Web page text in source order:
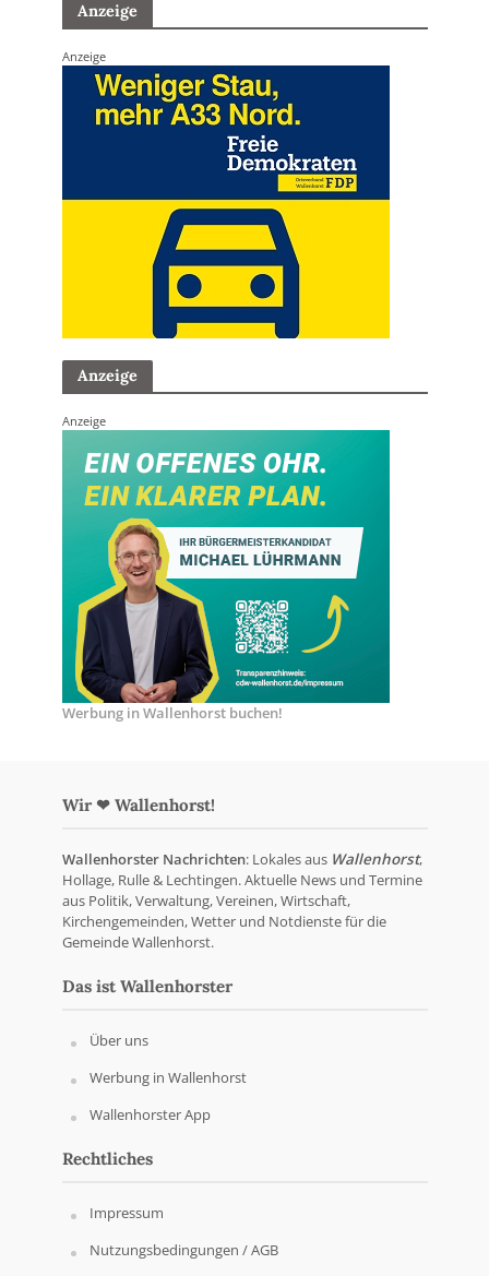
Anzeige
Anzeige
Anzeige
Anzeige
Werbung in Wallenhorst buchen!
Wir ❤ Wallenhorst!
Wallenhorster Nachrichten: Lokales aus Wallenhorst,
Hollage, Rulle & Lechtingen. Aktuelle News und Termine
aus Politik, Verwaltung, Vereinen, Wirtschaft,
Kirchengemeinden, Wetter und Notdienste für die
Gemeinde Wallenhorst.
Das ist Wallenhorster
Über uns
Werbung in Wallenhorst
Wallenhorster App
Rechtliches
Impressum
Nutzungsbedingungen / AGB